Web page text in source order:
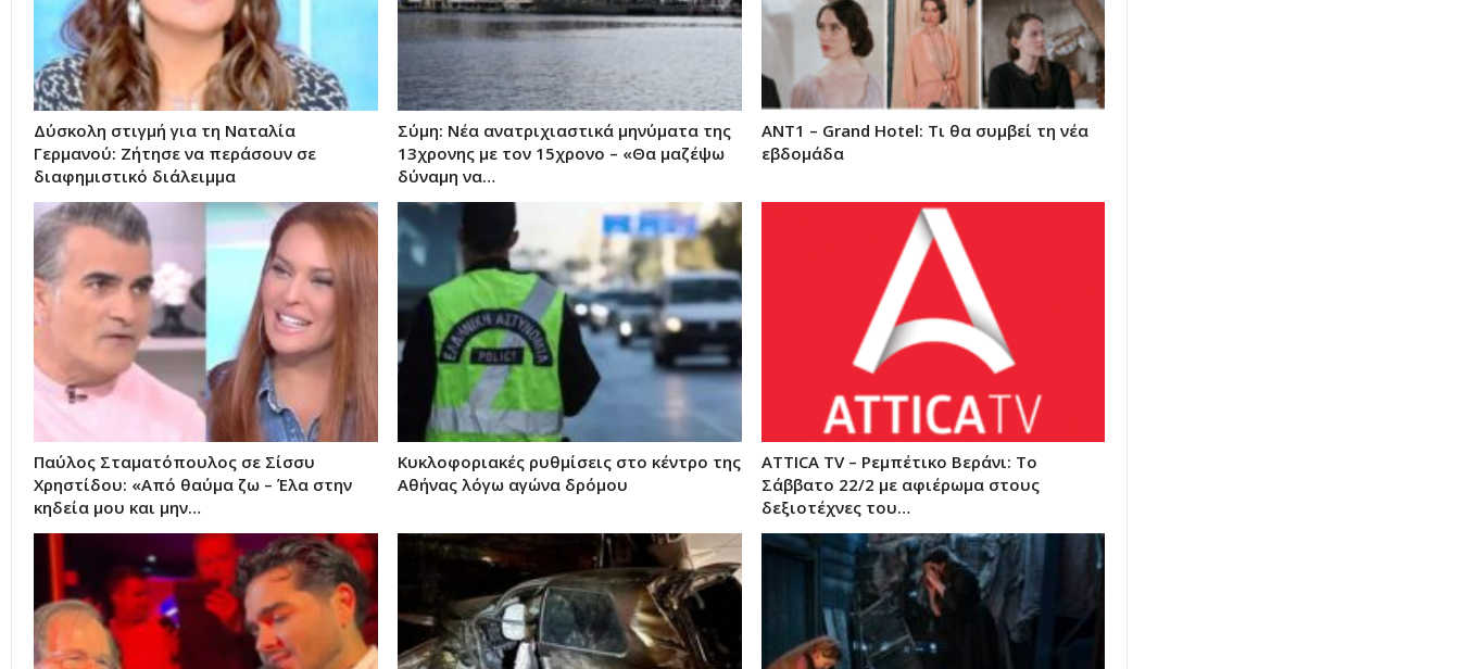
Δύσκολη στιγμή για τη Ναταλία
Γερμανού: Ζήτησε να περάσουν σε
διαφημιστικό διάλειμμα
Σύμη: Nέα ανατριχιαστικά μηνύματα της
13χρονης με τον 15χρονο – «Θα μαζέψω
δύναμη να…
ΑΝΤ1 – Grand Hotel: Τι θα συμβεί τη νέα
εβδομάδα
Παύλος Σταματόπουλος σε Σίσσυ
Χρηστίδου: «Από θαύμα ζω – Έλα στην
κηδεία μου και μην…
Κυκλοφοριακές ρυθμίσεις στο κέντρο της
Αθήνας λόγω αγώνα δρόμου
ATTICA TV – Ρεμπέτικο Βεράνι: Το
Σάββατο 22/2 με αφιέρωμα στους
δεξιοτέχνες του…